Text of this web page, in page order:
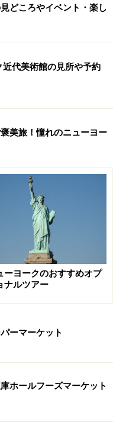
センターを建設した
どきするような光景
ク」も体験できます。
ルに乗り込むのです
中、何十年にも渡る
い歴史を物語る見事な
映し出し、光のショ
し出されます。
力があって一番きれ
Center Archives
どころやイベント・楽し
代美術館の見所や予約
美旅！憧れのニューヨー
ーヨークのおすすめオプ
ナルツアー
ーマーケット
ホールフーズマーケット